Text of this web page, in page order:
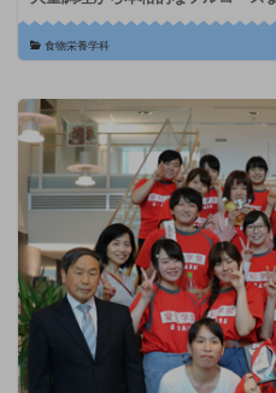
食物栄養学科